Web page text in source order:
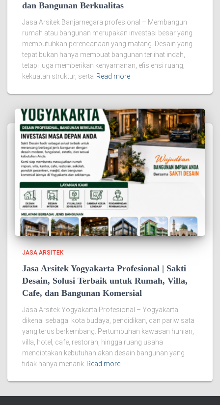
dan Bangunan Berkualitas
Jasa Arsitek Banjarnegara profesional – Membangun
rumah atau bangunan merupakan investasi besar yang
membutuhkan perencanaan yang matang. Desain yang
tepat bukan hanya membuat bangunan terlihat indah,
tetapi juga memberikan kenyamanan, efisiensi ruang,
kekuatan struktur, serta Read more
JASA ARSITEK
Jasa Arsitek Yogyakarta Profesional | Sakti
Desain, Solusi Terbaik untuk Rumah, Villa,
Cafe, dan Bangunan Komersial
Jasa Arsitek Yogyakarta Profesional – Yogyakarta
dikenal sebagai kota budaya, pendidikan, dan pariwisata
yang terus berkembang. Pertumbuhan kawasan hunian,
villa, hotel, cafe, restoran, hingga ruang usaha
menciptakan kebutuhan akan desain bangunan yang
tidak hanya menarik Read more